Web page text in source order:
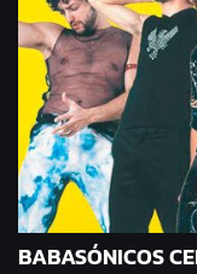
BABASÓNICOS